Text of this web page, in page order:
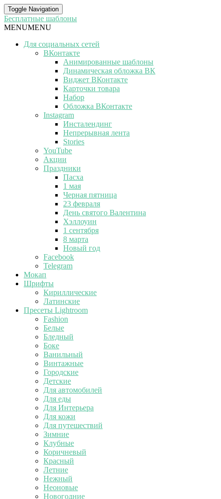
Toggle Navigation
Бесплатные шаблоны
MENUMENU
Для социальных сетей
ВКонтакте
Анимированные шаблоны
Динамическая обложка ВК
Виджет ВКонтакте
Карточки товара
Набор
Обложка ВКонтакте
Instagram
Инсталендинг
Непрерывная лента
Stories
YouTube
Акции
Праздники
Пасха
1 мая
Черная пятница
23 февраля
День святого Валентина
Хэллоуин
1 сентября
8 марта
Новый год
Facebook
Telegram
Мокап
Шрифты
Кириллические
Латинские
Пресеты Lightroom
Fashion
Белые
Бледный
Боке
Ванильный
Винтажные
Городские
Детские
Для автомобилей
Для еды
Для Интерьера
Для кожи
Для путешествий
Зимние
Клубные
Коричневый
Красный
Летние
Нежный
Неоновые
Новогодние